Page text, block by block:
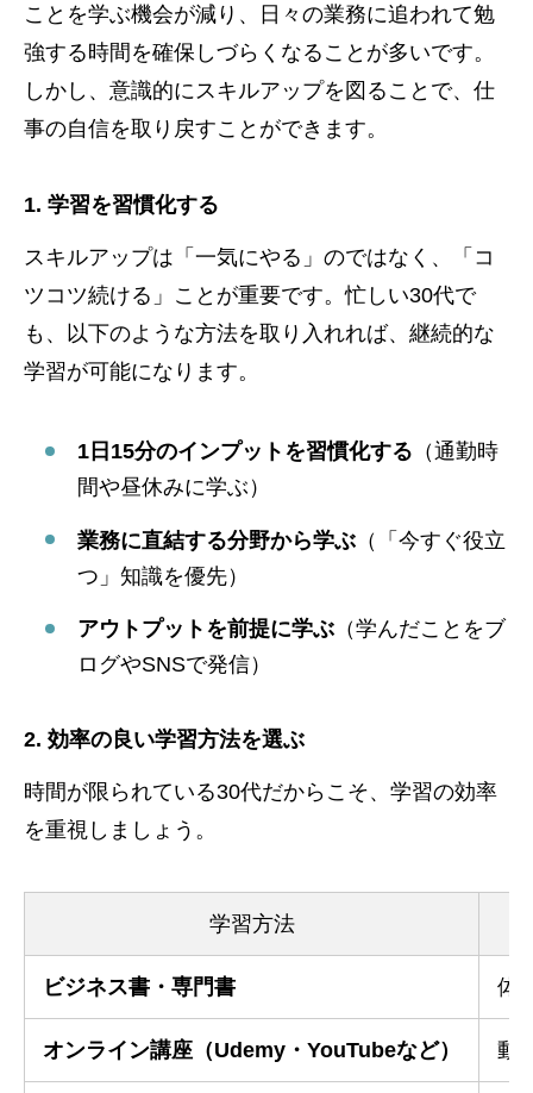
ことを学ぶ機会が減り、日々の業務に追われて勉
強する時間を確保しづらくなることが多いです。
しかし、意識的にスキルアップを図ることで、仕
事の自信を取り戻すことができます。
1. 学習を習慣化する
スキルアップは「一気にやる」のではなく、「コ
ツコツ続ける」ことが重要です。忙しい30代で
も、以下のような方法を取り入れれば、継続的な
学習が可能になります。
1日15分のインプットを習慣化する （通勤時
間や昼休みに学ぶ）
業務に直結する分野から学ぶ （「今すぐ役立
つ」知識を優先）
アウトプットを前提に学ぶ （学んだことをブ
ログやSNSで発信）
2. 効率の良い学習方法を選ぶ
時間が限られている30代だからこそ、学習の効率
を重視しましょう。
学習方法
ビジネス書・専門書 体
オンライン講座（Udemy・YouTubeなど） 動